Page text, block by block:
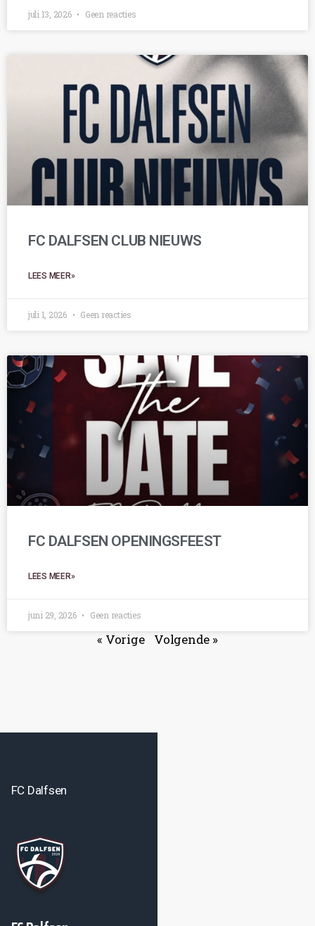
juli 13, 2026 Geen reacties
FC DALFSEN CLUB NIEUWS
LEES MEER»
juli 1, 2026 Geen reacties
FC DALFSEN OPENINGSFEEST
LEES MEER»
juni 29, 2026 Geen reacties
« Vorige Volgende »
FC Dalfsen